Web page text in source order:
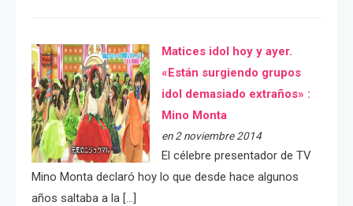
Matices idol hoy y ayer.
«Están surgiendo grupos
idol demasiado extraños» :
Mino Monta
en 2 noviembre 2014
El célebre presentador de TV
Mino Monta declaró hoy lo que desde hace algunos
años saltaba a la […]